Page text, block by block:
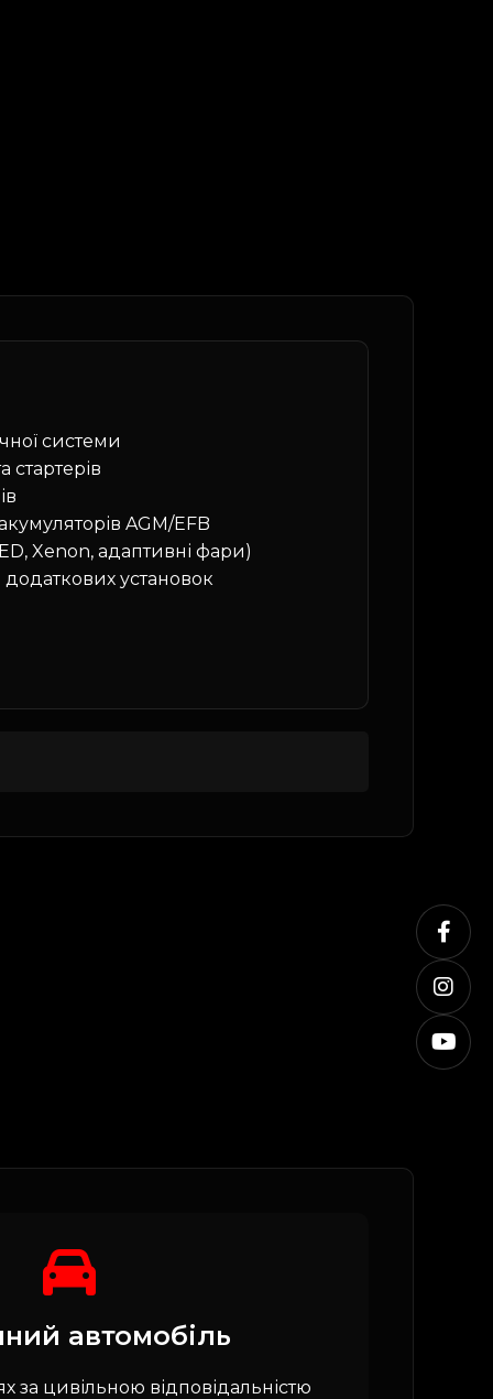
системи
стартерів
AGM/EFB
Xenon, адаптивні фари)
додаткових установок
автомобіль
цивільною відповідальністю